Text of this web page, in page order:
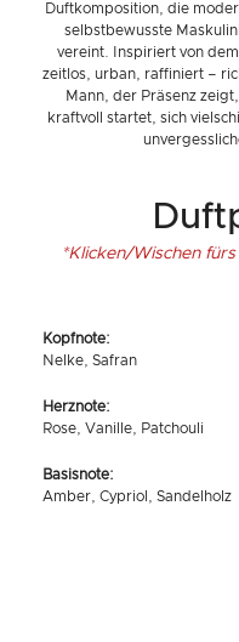
Duftkomposition, die
selbstbewusste
vereint. Inspiriert von
zeitlos, urban, raffiniert –
Mann, der Präsenz
kraftvoll startet, sich
*Klicken/Wischen
Kopfnote:
Nelke, Safran
Herznote:
Rose, Vanille, Patchouli
Basisnote:
Amber, Cypriol, Sandelholz